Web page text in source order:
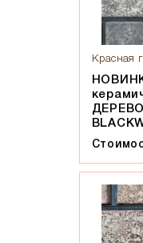
Красная